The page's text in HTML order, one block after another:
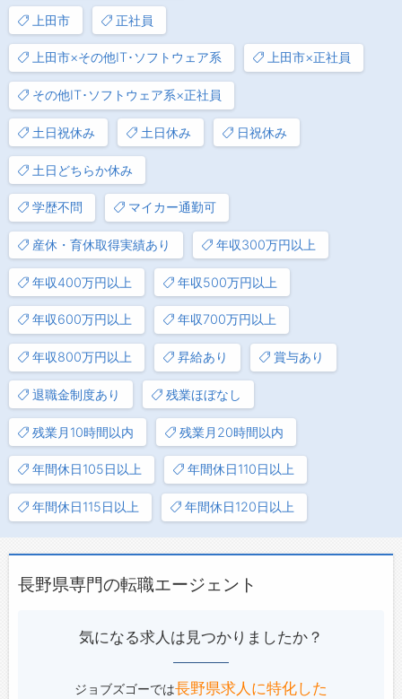
上田市 正社員
上田市×その他IT･ソフトウェア系 上田市×正社員
その他IT･ソフトウェア系×正社員
土日祝休み 土日休み 日祝休み
土日どちらか休み
学歴不問 マイカー通勤可
産休・育休取得実績あり 年収300万円以上
年収400万円以上 年収500万円以上
年収600万円以上 年収700万円以上
年収800万円以上 昇給あり 賞与あり
退職金制度あり 残業ほぼなし
残業月10時間以内 残業月20時間以内
年間休日105日以上 年間休日110日以上
年間休日115日以上 年間休日120日以上
長野県専門の転職エージェント
気になる求人は見つかりましたか？
ジョブズゴーでは長野県求人に特化した